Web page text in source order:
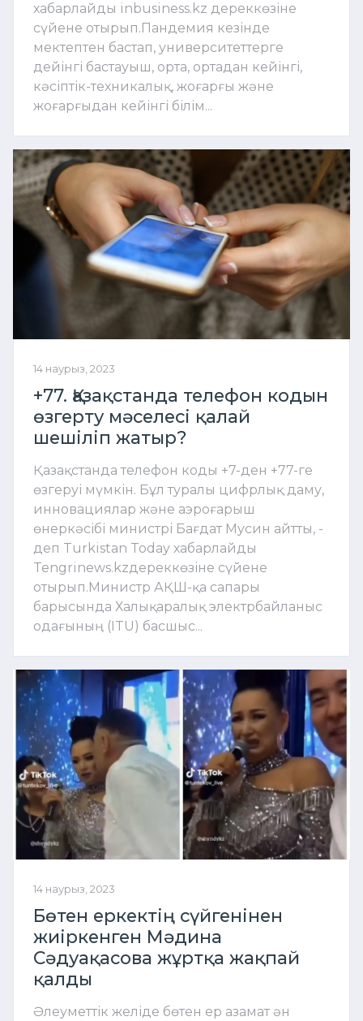
хабарлайды inbusiness.kz дереккөзіне
сүйене отырып.Пандемия кезінде
мектептен бастап, университеттерге
дейінгі бастауыш, орта, ортадан кейінгі,
кәсіптік-техникалық, жоғарғы және
жоғарғыдан кейінгі білім...
14 наурыз, 2023
+77. Қазақстанда телефон кодын
өзгерту мәселесі қалай
шешіліп жатыр?
Қазақстанда телефон коды +7-ден +77-ге
өзгеруі мүмкін. Бұл туралы цифрлық даму,
инновациялар және аэроғарыш
өнеркәсібі министрі Бағдат Мусин айтты, -
деп Turkistan Today хабарлайды
Tengrinews.kzдереккөзіне сүйене
отырып.Министр АҚШ-қа сапары
барысында Халықаралық электрбайланыс
одағының (ITU) басшыс...
14 наурыз, 2023
Бөтен еркектің сүйгенінен
жиіркенген Мәдина
Сәдуақасова жұртқа жақпай
қалды
Әлеуметтік желіде бөтен ер азамат ән